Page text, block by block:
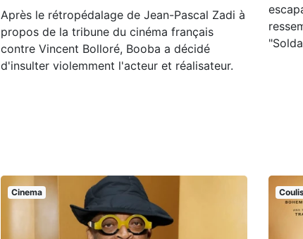
Après le rétropédalage de Jean-Pascal Zadi à
propos de la tribune du cinéma français
contre Vincent Bolloré, Booba a décidé
d'insulter violemment l'acteur et réalisateur.
Cinema